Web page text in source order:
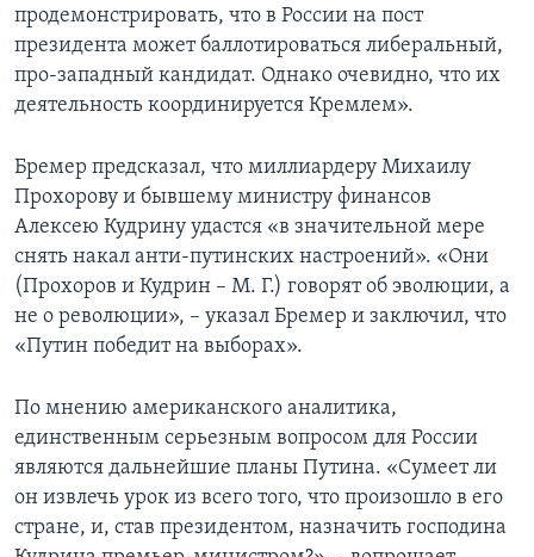
продемонстрировать, что в России на пост
президента может баллотироваться либеральный,
про-западный кандидат. Однако очевидно, что их
деятельность координируется Кремлем».
Бремер предсказал, что миллиардеру Михаилу
Прохорову и бывшему министру финансов
Алексею Кудрину удастся «в значительной мере
снять накал анти-путинских настроений». «Они
(Прохоров и Кудрин – М. Г.) говорят об эволюции, а
не о революции», – указал Бремер и заключил, что
«Путин победит на выборах».
По мнению американского аналитика,
единственным серьезным вопросом для России
являются дальнейшие планы Путина. «Сумеет ли
он извлечь урок из всего того, что произошло в его
стране, и, став президентом, назначить господина